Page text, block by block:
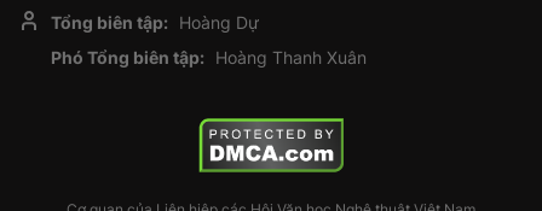
Tổng biên tập:
Hoàng Dự
Phó Tổng biên tập:
Hoàng Thanh Xuân